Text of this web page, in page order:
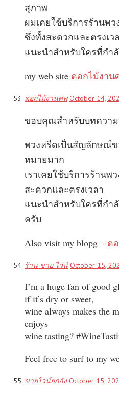
สุภาพ
ผมเคยใช้บริการร้านพ
ซึ่งทั้งสะดวกและตรงเว
แนะนำสำหรับใครที่กำ
my web site ดอกไม้งาน
ดอกไม้งานศพ October 14,
ขอบคุณสำหรับบทความ
พวงหรีดเป็นสัญลักษณ์ข
หมายมาก
เราเคยใช้บริการร้านพ
สะดวกและตรงเวลา
แนะนำสำหรับใครที่กำ
ครับ
Also visit my blopg – ด
ร้าน ขาย ไวน์ October 15,
I’m a huge fan of good
if it’s dry or sweet,
wine always makes the
enjoys
wine tasting?
Feel free to surf to my
ขายไวน์ยกลัง October 15,